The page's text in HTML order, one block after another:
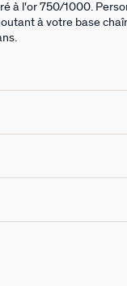
à l'or 750/1000.
à votre base